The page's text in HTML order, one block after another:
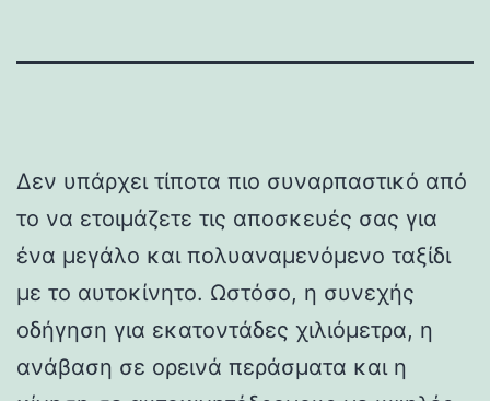
Δεν υπάρχει τίποτα πιο συναρπαστικό από
το να ετοιμάζετε τις αποσκευές σας για
ένα μεγάλο και πολυαναμενόμενο ταξίδι
με το αυτοκίνητο. Ωστόσο, η συνεχής
οδήγηση για εκατοντάδες χιλιόμετρα, η
ανάβαση σε ορεινά περάσματα και η